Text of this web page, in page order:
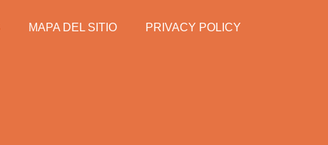
MAPA DEL SITIO PRIVACY POLICY